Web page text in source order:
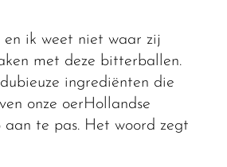
en ik weet niet waar zij
met deze bitterballen.
ingrediënten die
onze oerHollandse
te pas. Het woord zegt